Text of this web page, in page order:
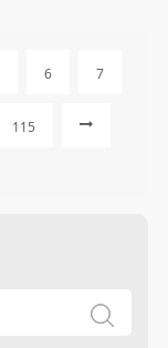
6 7
115